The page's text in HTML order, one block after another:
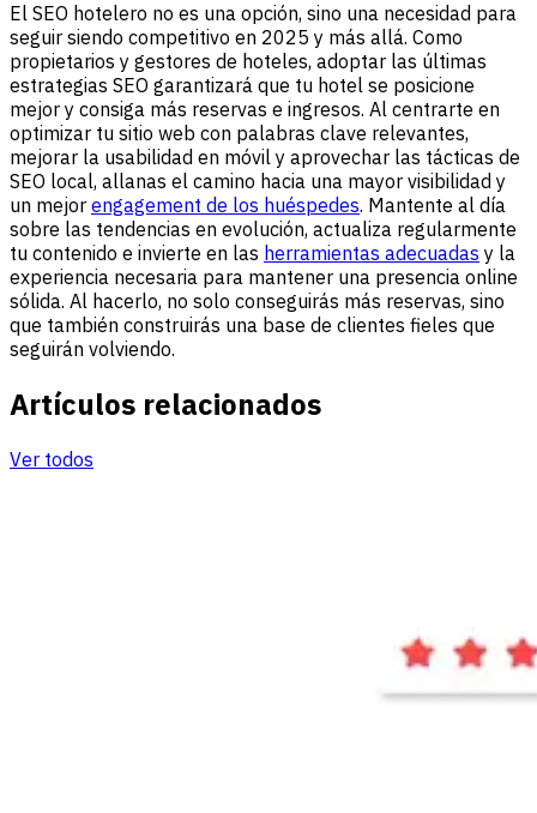
El SEO hotelero no es una opción, sino una necesidad para
seguir siendo competitivo en 2025 y más allá. Como
propietarios y gestores de hoteles, adoptar las últimas
estrategias SEO garantizará que tu hotel se posicione
mejor y consiga más reservas e ingresos. Al centrarte en
optimizar tu sitio web con palabras clave relevantes,
mejorar la usabilidad en móvil y aprovechar las tácticas de
SEO local, allanas el camino hacia una mayor visibilidad y
un mejor engagement de los huéspedes. Mantente al día
sobre las tendencias en evolución, actualiza regularmente
tu contenido e invierte en las herramientas adecuadas y la
experiencia necesaria para mantener una presencia online
sólida. Al hacerlo, no solo conseguirás más reservas, sino
que también construirás una base de clientes fieles que
seguirán volviendo.
Artículos relacionados
Ver todos